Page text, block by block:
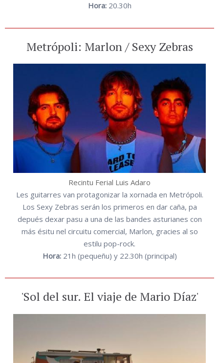
Hora:20.30h
Metrópoli: Marlon / Sexy Zebras
Recintu Ferial Luis Adaro
Les guitarres van protagonizar la xornada en Metrópoli.
Los Sexy Zebras serán los primeros en dar caña, pa
depués dexar pasu a una de las bandes asturianes con
más ésitu nel circuitu comercial, Marlon, gracies al so
estilu pop-rock.
Hora:21h (pequeñu) y 22.30h (principal)
'Sol del sur. El viaje de Mario Díaz'